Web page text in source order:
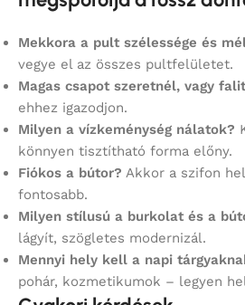
Mekkora a pult szélessége és
vegye el az összes pultfelületet.
Magas csapot szeretnél, vagy
ehhez igazodjon.
Milyen a vízkeménység nálatok?
könnyen tisztítható forma előny.
Fiókos a bútor? Akkor a szifon
fontosabb.
Milyen stílusú a burkolat és a
lágyít, szögletes modernizál.
Mennyi hely kell a napi
pohár, kozmetikumok – legyen